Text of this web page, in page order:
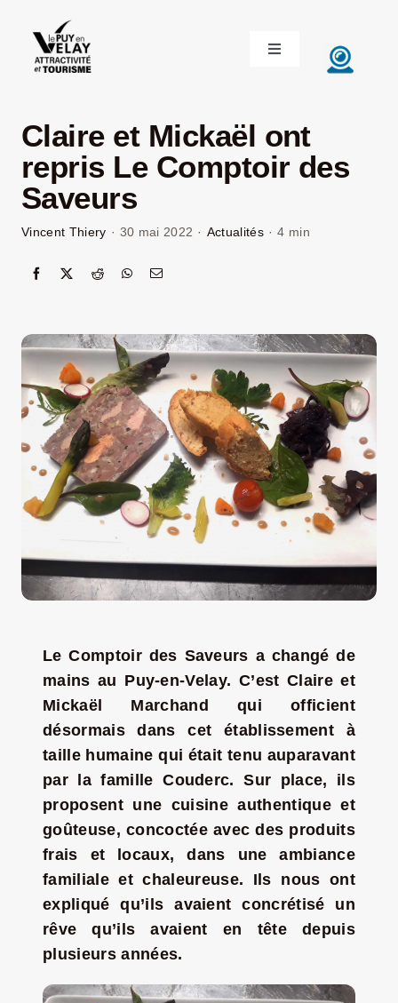
contenu
Toggle
Navigation
DÉCOUVRIR LE VELAY
INVESTIR EN VELAY
ÉTUDIER EN VELAY
LE VELAY RECRUTE
LA ROUTE DES PRODUCTEURS
NOUS CONTACTER
Nouveau Magazine EnVelay
Jeu concours – Gagnez votre bûche de Noël 2025
Claire et Mickaël ont
repris Le Comptoir des
Saveurs
Vincent Thiery · 30 mai 2022 · Actualités · 4 min
Le Comptoir des Saveurs a changé de
mains au Puy-en-Velay. C’est Claire et
Mickaël Marchand qui officient
désormais dans cet établissement à
taille humaine qui était tenu auparavant
par la famille Couderc. Sur place, ils
proposent une cuisine authentique et
goûteuse, concoctée avec des produits
frais et locaux, dans une ambiance
familiale et chaleureuse. Ils nous ont
expliqué qu’ils avaient concrétisé un
rêve qu’ils avaient en tête depuis
plusieurs années.